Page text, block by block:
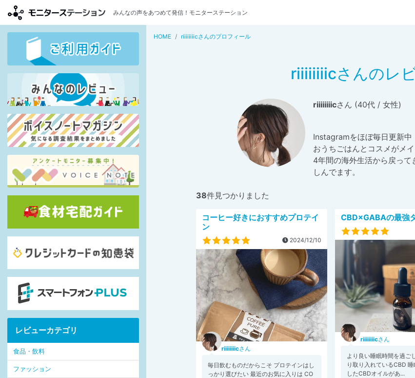
みんなの声をあつめて発信！モニターステーション
HOME riiiiiiiicさんのプロフィール
riiiiiiiicさんのレ
riiiiiiiicさん (40代 / 女性)
Instagramをほぼ毎日更新中
おうちごはんとコスメがメ
4年間の海外生活から戻っ
しんでます。
38件見つかりました
コーヒー好きにおすすめプロテイ
ン
2024/12/10
riiiiiiiicさん
毎日飲むものだからこそ プロテインはし
っかり選びたい 最近のお気に入りは CO
CBD×GABAの最強
riiiiiiiicさん
より良い睡眠時間を過ご
り取り入れているCBD
したCBDオイルがあ...
レビューカテゴリ
食品・飲料
ファッション